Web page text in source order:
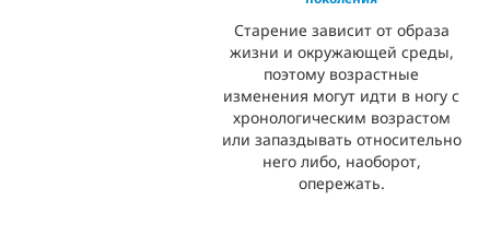
Старение зависит от образа
жизни и окружающей среды,
поэтому возрастные
изменения могут идти в ногу с
хронологическим возрастом
или запаздывать относительно
него либо, наоборот,
опережать.